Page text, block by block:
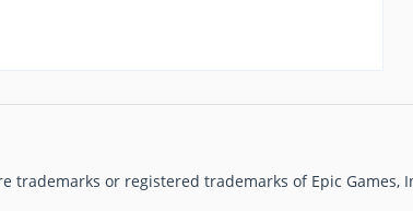
or registered trademarks of Epic Games,